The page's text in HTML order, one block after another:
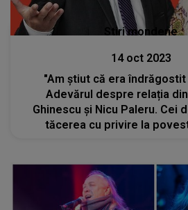
Stiri mondene
14 oct 2023
"Am știut că era îndrăgostit
Adevărul despre relația
Ghinescu și Nicu Paleru. Cei
tăcerea cu privire la